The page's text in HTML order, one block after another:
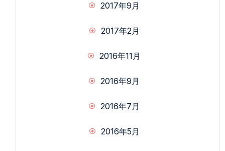
2017年9月
2017年2月
2016年11月
2016年9月
2016年7月
2016年5月